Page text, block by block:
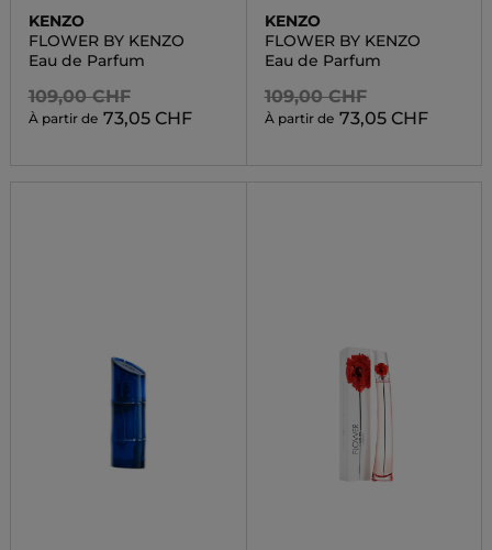
KENZO
FLOWER BY KENZO
Eau de Parfum
109,00 CHF
À partir de 73,05 CHF
KENZO
FLOWER BY KENZO
Eau de Parfum
109,00 CHF
À partir de 73,05 CHF